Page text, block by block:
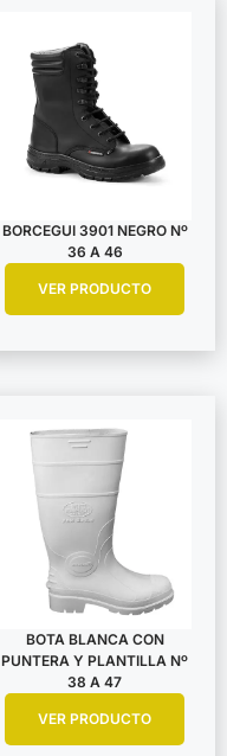
BORCEGUI 3901 NEGRO Nº
36 A 46
VER PRODUCTO
BOTA BLANCA CON
PUNTERA Y PLANTILLA Nº
38 A 47
VER PRODUCTO